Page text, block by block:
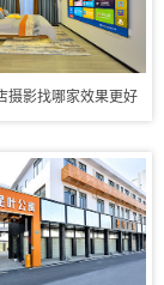
摄影找哪家效果更好